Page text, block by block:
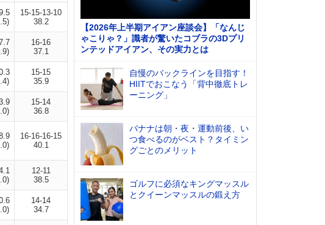
15-15-13-10
38.2
16-16
37.1
15-15
35.9
15-14
36.8
16-16-16-15
40.1
12-11
38.5
14-14
34.7
【2026年上半期アイアン座談会】「なんじ
ゃこりゃ？」識者が驚いたコブラの3Dプリ
ンテッドアイアン、その実力とは
自慢のバックラインを目指す！
HIITでおこなう「背中徹底トレ
ーニング」
バナナは朝・夜・運動前後、い
つ食べるのがベスト？タイミン
グごとのメリット
ゴルフに必須なキングマッスル
とクイーンマッスルの鍛え方